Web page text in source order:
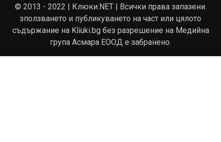
© 2013 - 2022 | Клюки.NET | Всички права запазени.
зползването и публикуването на част или цялото
съдържание на Kliuki.bg без разрешение на Медийна
група Асмара ЕООД е забранено.